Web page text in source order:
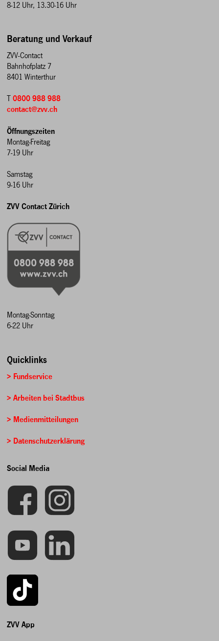
8-12 Uhr, 13.30-16 Uhr
Beratung und Verkauf
ZVV-Contact
Bahnhofplatz 7
8401 Winterthur
T0800 988 988
contact@zvv.ch
Öffnungszeiten
Montag-Freitag
7-19 Uhr
Samstag
9-16 Uhr
ZVV Contact Zürich
Montag-Sonntag
6-22 Uhr
Quicklinks
> Fundservice
> Arbeiten bei Stadtbus
> Medienmitteilungen
> Datenschutzerklärung
Social Media
ZVV App